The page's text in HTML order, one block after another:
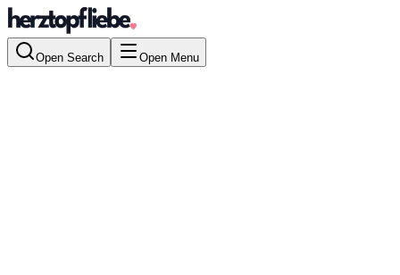
Open Search Open Menu